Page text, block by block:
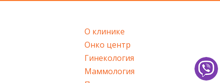
О клинике
Онко центр
Гинекология
Маммология